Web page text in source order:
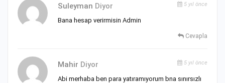
Suleyman Diyor 5 yıl önce
Bana hesap verirmisin Admin
Cevapla
Mahir Diyor 5 yıl önce
Abi merhaba ben para yatıramıyorum bna sınırsızlı